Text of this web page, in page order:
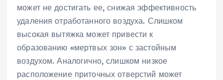
может не достигать ее‚ снижая эффективность
удаления отработанного воздуха. Слишком
высокая вытяжка может привести к
образованию «мертвых зон» с застойным
воздухом. Аналогично‚ слишком низкое
расположение приточных отверстий может